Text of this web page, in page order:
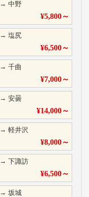
→中野
¥5,800～
→塩尻
¥6,500～
→千曲
¥7,000～
→安曇
¥14,000～
→軽井沢
¥8,000～
→下諏訪
¥6,500～
→坂城